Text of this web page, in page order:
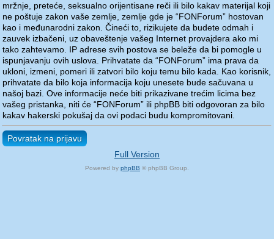
mržnje, preteće, seksualno orijentisane reči ili bilo kakav materijal koji
ne poštuje zakon vaše zemlje, zemlje gde je “FONForum” hostovan
kao i međunarodni zakon. Čineći to, rizikujete da budete odmah i
zauvek izbačeni, uz obaveštenje vašeg Internet provajdera ako mi
tako zahtevamo. IP adrese svih postova se beleže da bi pomogle u
ispunjavanju ovih uslova. Prihvatate da “FONForum” ima prava da
ukloni, izmeni, pomeri ili zatvori bilo koju temu bilo kada. Kao korisnik,
prihvatate da bilo koja informacija koju unesete bude sačuvana u
našoj bazi. Ove informacije neće biti prikazivane trećim licima bez
vašeg pristanka, niti će “FONForum” ili phpBB biti odgovoran za bilo
kakav hakerski pokušaj da ovi podaci budu kompromitovani.
Povratak na prijavu
Full Version
Powered by phpBB © phpBB Group.